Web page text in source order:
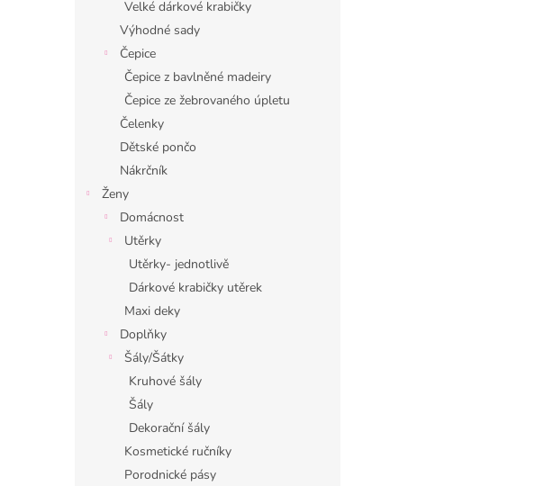
Velké dárkové krabičky
Výhodné sady
Čepice
Čepice z bavlněné madeiry
Čepice ze žebrovaného úpletu
Čelenky
Dětské pončo
Nákrčník
Ženy
Domácnost
Utěrky
Utěrky- jednotlivě
Dárkové krabičky utěrek
Maxi deky
Doplňky
Šály/Šátky
Kruhové šály
Šály
Dekorační šály
Kosmetické ručníky
Porodnické pásy